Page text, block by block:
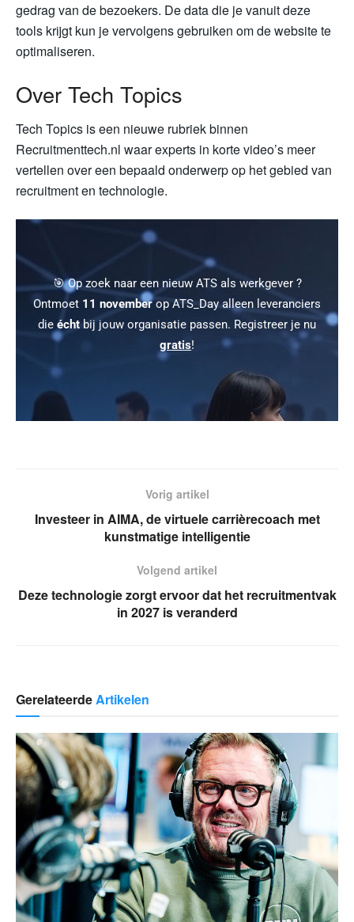
gedrag van de bezoekers. De data die je vanuit deze
tools krijgt kun je vervolgens gebruiken om de website te
optimaliseren.
Over Tech Topics
Tech Topics is een nieuwe rubriek binnen
Recruitmenttech.nl waar experts in korte video’s meer
vertellen over een bepaald onderwerp op het gebied van
recruitment en technologie.
🎯 Op zoek naar een nieuw ATS als werkgever ?
Ontmoet 11 novemberop ATS_Day alleen leveranciers
die écht bij jouw organisatie passen. Registreer je nu
gratis!
Vorig artikel
Investeer in AIMA, de virtuele carrièrecoach met
kunstmatige intelligentie
Volgend artikel
Deze technologie zorgt ervoor dat het recruitmentvak
in 2027 is veranderd
GerelateerdeArtikelen